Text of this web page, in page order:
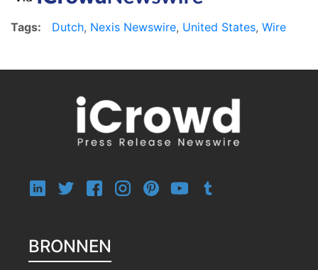
Tags: Dutch, Nexis Newswire, United States, Wire
BRONNEN